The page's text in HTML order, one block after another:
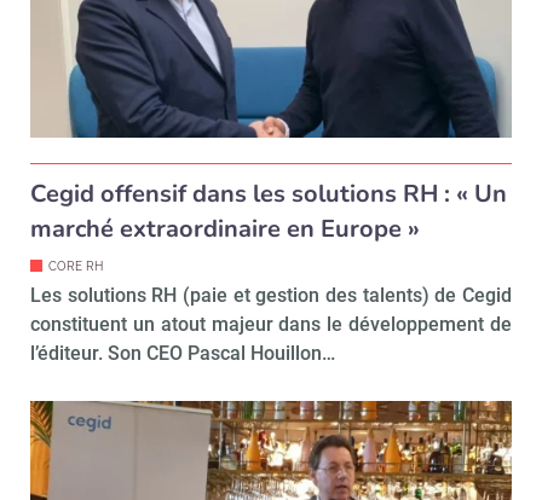
Cegid offensif dans les solutions RH : « Un
marché extraordinaire en Europe »
CORE RH
Les solutions RH (paie et gestion des talents) de Cegid
constituent un atout majeur dans le développement de
l’éditeur. Son CEO Pascal Houillon…